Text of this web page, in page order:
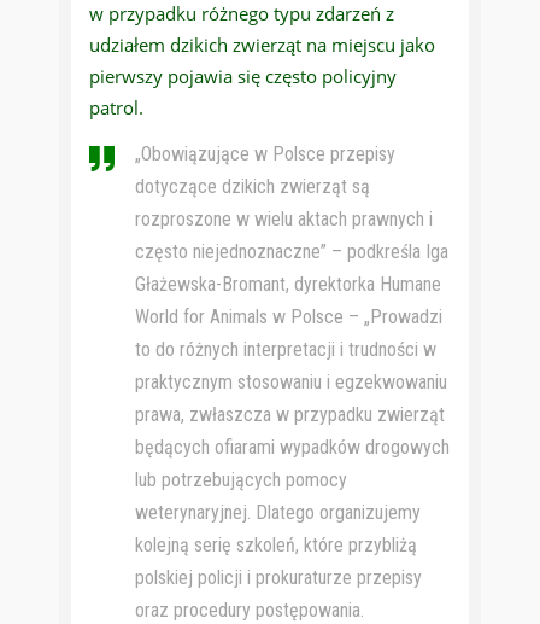
w przypadku różnego typu zdarzeń z
udziałem dzikich zwierząt na miejscu jako
pierwszy pojawia się często policyjny
patrol.
„Obowiązujące w Polsce przepisy
dotyczące dzikich zwierząt są
rozproszone w wielu aktach prawnych i
często niejednoznaczne” – podkreśla Iga
Głażewska-Bromant, dyrektorka Humane
World for Animals w Polsce – „Prowadzi
to do różnych interpretacji i trudności w
praktycznym stosowaniu i egzekwowaniu
prawa, zwłaszcza w przypadku zwierząt
będących ofiarami wypadków drogowych
lub potrzebujących pomocy
weterynaryjnej. Dlatego organizujemy
kolejną serię szkoleń, które przybliżą
polskiej policji i prokuraturze przepisy
oraz procedury postępowania.